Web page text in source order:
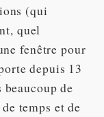
(qui
quel
fenêtre pour
depuis 13
de
temps et de